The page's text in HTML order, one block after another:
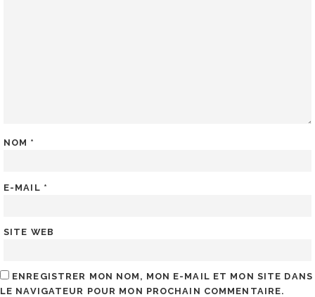
NOM *
E-MAIL *
SITE WEB
ENREGISTRER MON NOM, MON E-MAIL ET MON SITE DANS
LE NAVIGATEUR POUR MON PROCHAIN COMMENTAIRE.